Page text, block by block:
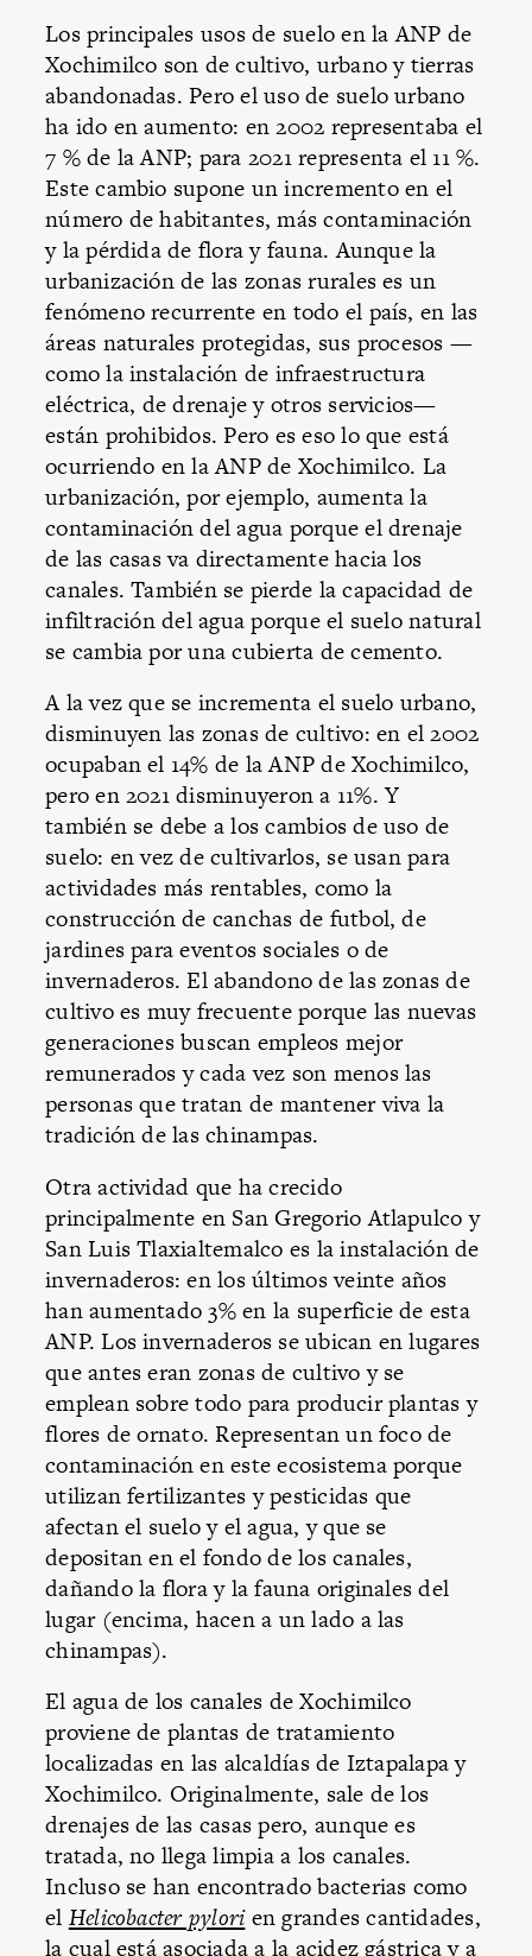
Los principales usos de suelo en la ANP de
Xochimilco son de cultivo, urbano y tierras
abandonadas. Pero el uso de suelo urbano
ha ido en aumento: en 2002 representaba el
7 % de la ANP; para 2021 representa el 11 %.
Este cambio supone un incremento en el
número de habitantes, más contaminación
y la pérdida de flora y fauna. Aunque la
urbanización de las zonas rurales es un
fenómeno recurrente en todo el país, en las
áreas naturales protegidas, sus procesos —
como la instalación de infraestructura
eléctrica, de drenaje y otros servicios—
están prohibidos. Pero es eso lo que está
ocurriendo en la ANP de Xochimilco. La
urbanización, por ejemplo, aumenta la
contaminación del agua porque el drenaje
de las casas va directamente hacia los
canales. También se pierde la capacidad de
infiltración del agua porque el suelo natural
se cambia por una cubierta de cemento.
A la vez que se incrementa el suelo urbano,
disminuyen las zonas de cultivo: en el 2002
ocupaban el 14% de la ANP de Xochimilco,
pero en 2021 disminuyeron a 11%. Y
también se debe a los cambios de uso de
suelo: en vez de cultivarlos, se usan para
actividades más rentables, como la
construcción de canchas de futbol, de
jardines para eventos sociales o de
invernaderos. El abandono de las zonas de
cultivo es muy frecuente porque las nuevas
generaciones buscan empleos mejor
remunerados y cada vez son menos las
personas que tratan de mantener viva la
tradición de las chinampas.
Otra actividad que ha crecido
principalmente en San Gregorio Atlapulco y
San Luis Tlaxialtemalco es la instalación de
invernaderos: en los últimos veinte años
han aumentado 3% en la superficie de esta
ANP. Los invernaderos se ubican en lugares
que antes eran zonas de cultivo y se
emplean sobre todo para producir plantas y
flores de ornato. Representan un foco de
contaminación en este ecosistema porque
utilizan fertilizantes y pesticidas que
afectan el suelo y el agua, y que se
depositan en el fondo de los canales,
dañando la flora y la fauna originales del
lugar (encima, hacen a un lado a las
chinampas).
El agua de los canales de Xochimilco
proviene de plantas de tratamiento
localizadas en las alcaldías de Iztapalapa y
Xochimilco. Originalmente, sale de los
drenajes de las casas pero, aunque es
tratada, no llega limpia a los canales.
Incluso se han encontrado bacterias como
el Helicobacter pylorien grandes cantidades,
la cual está asociada a la acidez gástrica y a